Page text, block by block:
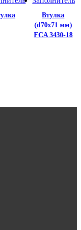
Втулка
(d70x71 мм)
FCA 3430-18